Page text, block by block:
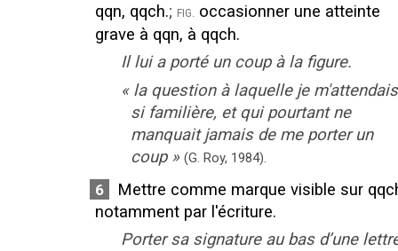
qqn, qqch.; fig. occasionner une atteinte
grave à qqn, à qqch.
Il lui a porté un coup à la figure.
« la question à laquelle je
si familière, et qui pourtant ne
manquait jamais de me porter un
coup » (G. Roy, 1984).
6
Mettre comme marque visible sur
notamment par l'écriture.
Porter sa signature au bas d’une